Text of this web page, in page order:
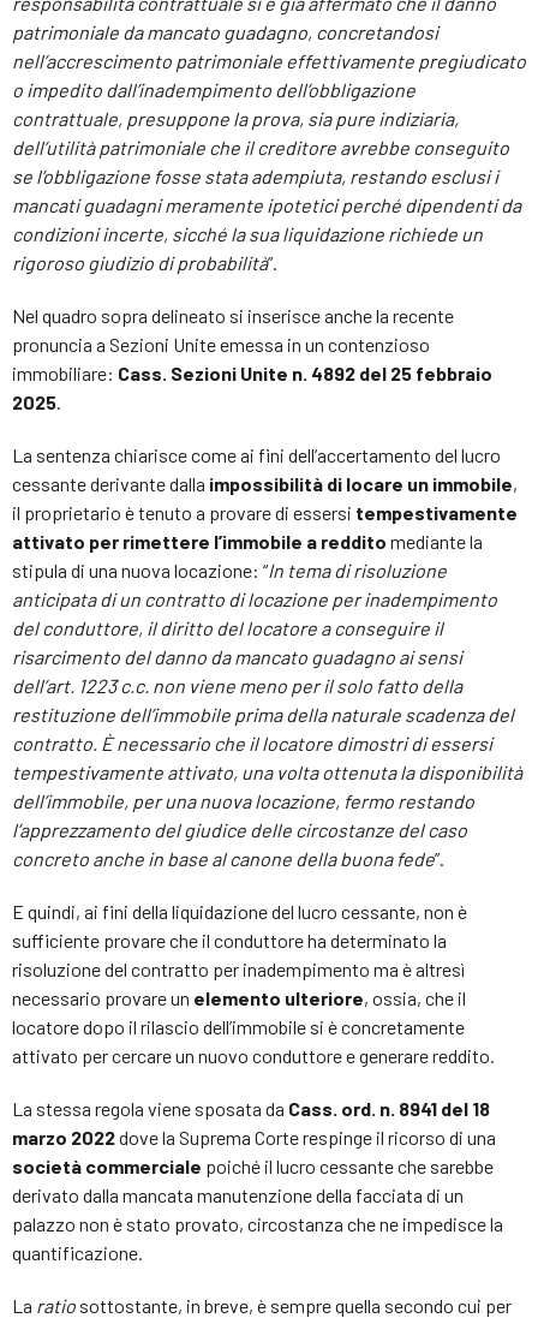
patrimoniale da mancato guadagno, concretandosi
nell’accrescimento patrimoniale effettivamente pregiudicato
o impedito dall’inadempimento dell’obbligazione
contrattuale, presuppone la prova, sia pure indiziaria,
dell’utilità patrimoniale che il creditore avrebbe conseguito
se l’obbligazione fosse stata adempiuta, restando esclusi i
mancati guadagni meramente ipotetici perché dipendenti da
condizioni incerte, sicché la sua liquidazione richiede un
rigoroso giudizio di probabilità”.
Nel quadro sopra delineato si inserisce anche la recente
pronuncia a Sezioni Unite emessa in un contenzioso
immobiliare: Cass. Sezioni Unite n. 4892 del 25 febbraio
2025.
La sentenza chiarisce come ai fini dell’accertamento del lucro
cessante derivante dalla impossibilità di locare un immobile,
il proprietario è tenuto a provare di essersi tempestivamente
attivato per rimettere l’immobile a reddito mediante la
stipula di una nuova locazione: “In tema di risoluzione
anticipata di un contratto di locazione per inadempimento
del conduttore, il diritto del locatore a conseguire il
risarcimento del danno da mancato guadagno ai sensi
dell’art. 1223 c.c. non viene meno per il solo fatto della
restituzione dell’immobile prima della naturale scadenza del
contratto. È necessario che il locatore dimostri di essersi
tempestivamente attivato, una volta ottenuta la disponibilità
dell’immobile, per una nuova locazione, fermo restando
l’apprezzamento del giudice delle circostanze del caso
concreto anche in base al canone della buona fede”.
E quindi, ai fini della liquidazione del lucro cessante, non è
sufficiente provare che il conduttore ha determinato la
risoluzione del contratto per inadempimento ma è altresì
necessario provare un elemento ulteriore, ossia, che il
locatore dopo il rilascio dell’immobile si è concretamente
attivato per cercare un nuovo conduttore e generare reddito.
La stessa regola viene sposata da Cass. ord. n. 8941 del 18
marzo 2022dove la Suprema Corte respinge il ricorso di una
società commerciale poiché il lucro cessante che sarebbe
derivato dalla mancata manutenzione della facciata di un
palazzo non è stato provato, circostanza che ne impedisce la
quantificazione.
La ratio sottostante, in breve, è sempre quella secondo cui per